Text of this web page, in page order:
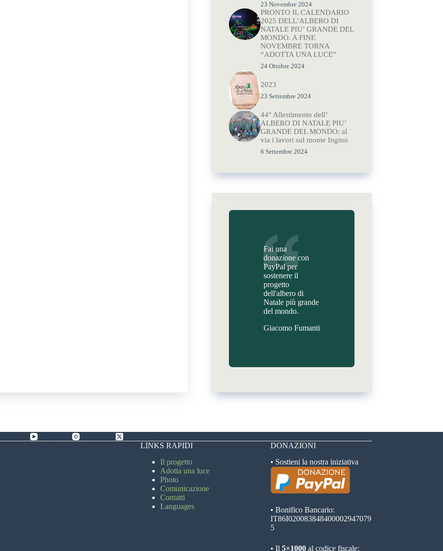
23 Novembre 2024
PRONTO IL CALENDARIO
2025 DELL’ALBERO DI
NATALE PIU’ GRANDE DEL
MONDO. A FINE
NOVEMBRE TORNA
“ADOTTA UNA LUCE”
24 Ottobre 2024
2023
23 Settembre 2024
44° Allestimento dell’
ALBERO DI NATALE PIU’
GRANDE DEL MONDO: al
via i lavori sul monte Ingino
6 Settembre 2024
Fai una
donazione con
PayPal per
sostenere il
progetto
dell'albero di
Natale più grande
del mondo.
Giacomo Fumanti
Facebook
LINKS RAPIDI
Il progetto
Adotta una luce
Photo
Comunicazione
Contatti
Languages
DONAZIONI
• Sostieni la nostra iniziativa
• Bonifico Bancario:
IT86I020083848400002947079
5
• Il 5×1000al codice fiscale: